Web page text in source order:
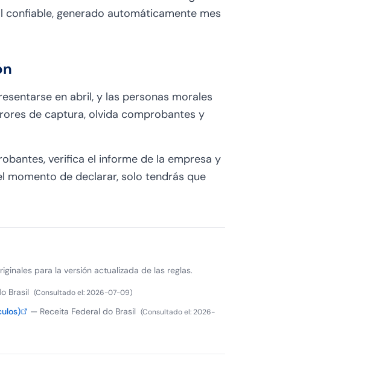
generado automáticamente mes
en abril, y las personas morales
de captura, olvida comprobantes y
verifica el informe de la empresa y
momento de declarar, solo tendrás que
para la versión actualizada de las reglas.
Brasil (Consultado el:2026-07-09)
— Receita Federal do Brasil (Consultado el:2026-